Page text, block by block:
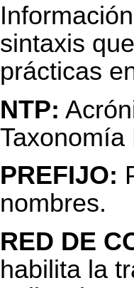
sintaxis
prácticas
NTP:
Taxonomía
PREFIJO:
nombres.
RED DE
habilita la